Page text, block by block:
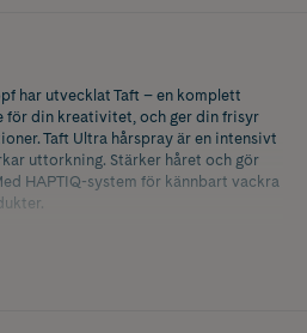
har utvecklat Taft – en komplett
för din kreativitet, och ger din frisyr
Taft Ultra hårspray är en intensivt
uttorkning. Stärker håret och gör
HAPTIQ-system för kännbart vackra